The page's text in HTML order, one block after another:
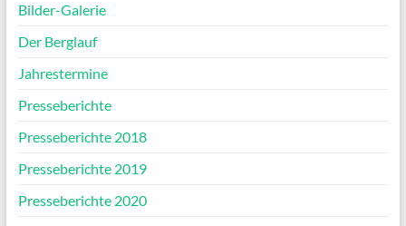
Bilder-Galerie
Der Berglauf
Jahrestermine
Presseberichte
Presseberichte 2018
Presseberichte 2019
Presseberichte 2020